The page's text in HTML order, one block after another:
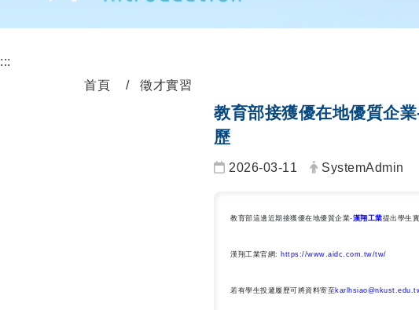
:::
首頁
徵才實習
教育部接獲優在地優質企
歷
2026-03-11 SystemAdmin
教育部這邊近期接獲優在地優質企業-漢翔工業提出學生
漢翔工業官網: https://www.aidc.com.tw/tw/
若有學生投遞履歷可將資料寄至